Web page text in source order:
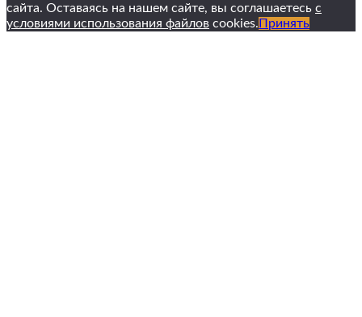
сайта. Оставаясь на нашем сайте, вы соглашаетесь с
условиями использования файлов cookies. Принять